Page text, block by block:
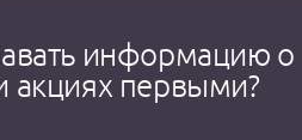
информацию о
акциях первыми?